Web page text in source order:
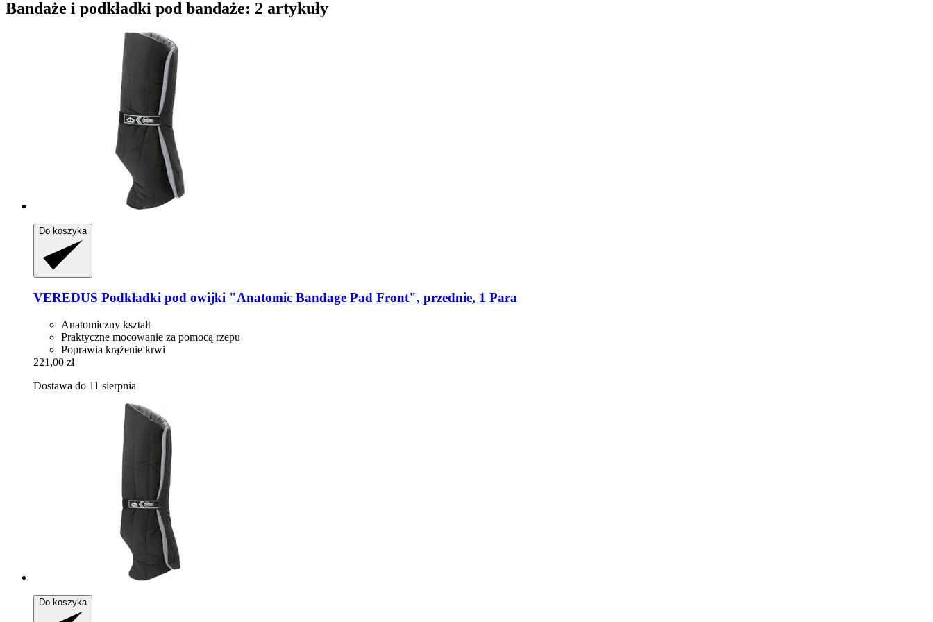
Bandaże i podkładki pod bandaże: 2 artykuły
Do koszyka
VEREDUS Podkładki pod owijki "Anatomic Bandage Pad Front", przednie, 1 Para
Anatomiczny kształt
Praktyczne mocowanie za pomocą rzepu
Poprawia krążenie krwi
221,00 zł
Dostawa do 11 sierpnia
Do koszyka